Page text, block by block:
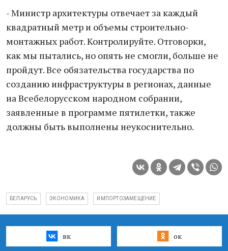
- Министр архитектуры отвечает за каждый
квадратный метр и объемы строительно-
монтажных работ. Контролируйте. Отговорки,
как мы пытались, но опять не смогли, больше не
пройдут. Все обязательства государства по
созданию инфраструктуры в регионах, данные
на Всебелорусском народном собрании,
заявленные в программе пятилетки, также
должны быть выполнены неукоснительно.
БЕЛАРУСЬ ЭКОНОМИКА ИМПОРТОЗАМЕЩЕНИЕ
вк ок